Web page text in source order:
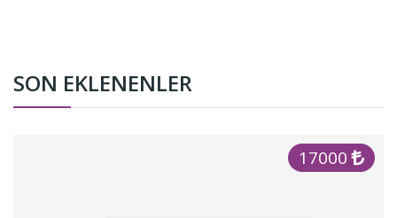
SON EKLENENLER
17000